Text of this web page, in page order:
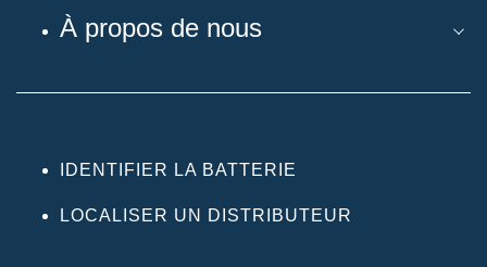
À propos de nous
IDENTIFIER LA BATTERIE
LOCALISER UN DISTRIBUTEUR